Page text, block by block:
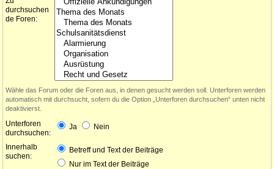
durchsuchen
de Foren:
Wähle das Forum oder die Foren aus, in denen gesucht werden soll. Unterforen werden
automatisch mit durchsucht, sofern du die Option „Unterforen durchsuchen“ unten nicht
deaktivierst.
Unterforen
durchsuchen:
Ja Nein
Innerhalb
suchen:
Betreff und Text der Beiträge
Nur im Text der Beiträge